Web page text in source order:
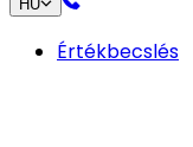
HU
Értékbecslés